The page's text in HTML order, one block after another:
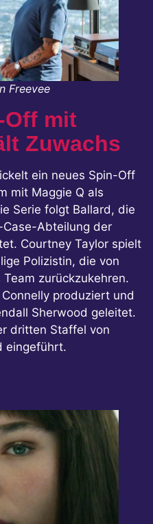
Freevee
Off mit
Zuwachs
ein neues Spin-Off
mit Maggie Q als
Serie folgt Ballard, die
Abteilung der
Courtney Taylor spielt
Polizistin, die von
zurückzukehren.
produziert und
Sherwood geleitet.
dritten Staffel von
eingeführt.